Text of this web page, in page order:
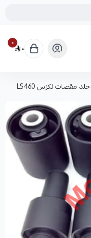
٠ ٠
جلد مقصات لكزس LS460